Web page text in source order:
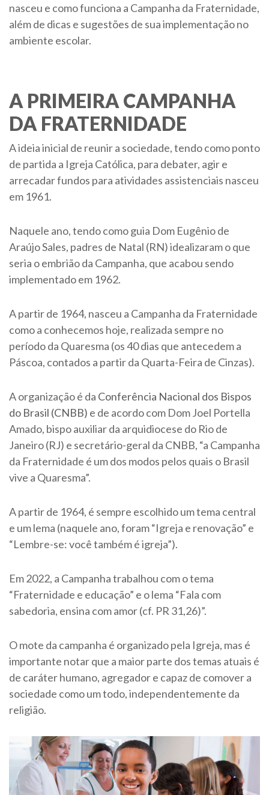
nasceu e como funciona a Campanha da Fraternidade,
além de dicas e sugestões de sua implementação no
ambiente escolar.
A PRIMEIRA CAMPANHA
DA FRATERNIDADE
A ideia inicial de reunir a sociedade, tendo como ponto
de partida a Igreja Católica, para debater, agir e
arrecadar fundos para atividades assistenciais nasceu
em 1961.
Naquele ano, tendo como guia Dom Eugênio de
Araújo Sales, padres de Natal (RN) idealizaram o que
seria o embrião da Campanha, que acabou sendo
implementado em 1962.
A partir de 1964, nasceu a Campanha da Fraternidade
como a conhecemos hoje, realizada sempre no
período da Quaresma (os 40 dias que antecedem a
Páscoa, contados a partir da Quarta-Feira de Cinzas).
A organização é da Conferência Nacional dos Bispos
do Brasil (CNBB) e de acordo com Dom Joel Portella
Amado, bispo auxiliar da arquidiocese do Rio de
Janeiro (RJ) e secretário-geral da CNBB, “a Campanha
da Fraternidade é um dos modos pelos quais o Brasil
vive a Quaresma”.
A partir de 1964, é sempre escolhido um tema central
e um lema (naquele ano, foram “Igreja e renovação” e
“Lembre-se: você também é igreja”).
Em 2022, a Campanha trabalhou com o tema
“Fraternidade e educação” e o lema “Fala com
sabedoria, ensina com amor (cf. PR 31,26)”.
O mote da campanha é organizado pela Igreja, mas é
importante notar que a maior parte dos temas atuais é
de caráter humano, agregador e capaz de comover a
sociedade como um todo, independentemente da
religião.